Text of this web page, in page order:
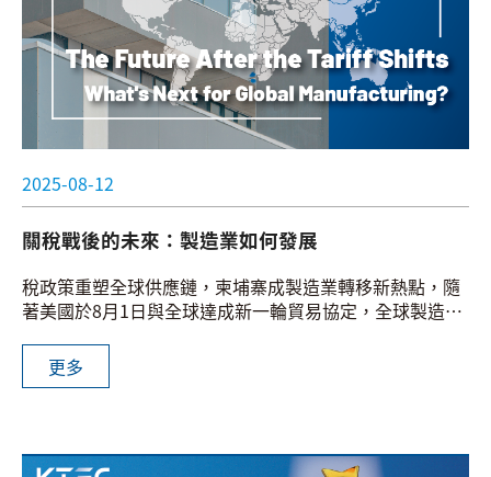
2025-08-12
關稅戰後的未來：製造業如何發展
稅政策重塑全球供應鏈，柬埔寨成製造業轉移新熱點，隨
著美國於8月1日與全球達成新一輪貿易協定，全球製造業
雜，企業開始尋求具備政策彈性與成本優勢的新生產據
點，
更多